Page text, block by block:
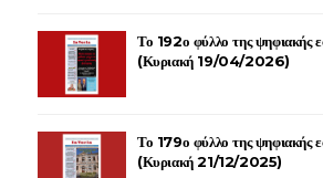
Το 192ο φύλλο της ψηφιακής
(Κυριακή 19/04/2026)
Το 179ο φύλλο της ψηφιακής
(Κυριακή 21/12/2025)